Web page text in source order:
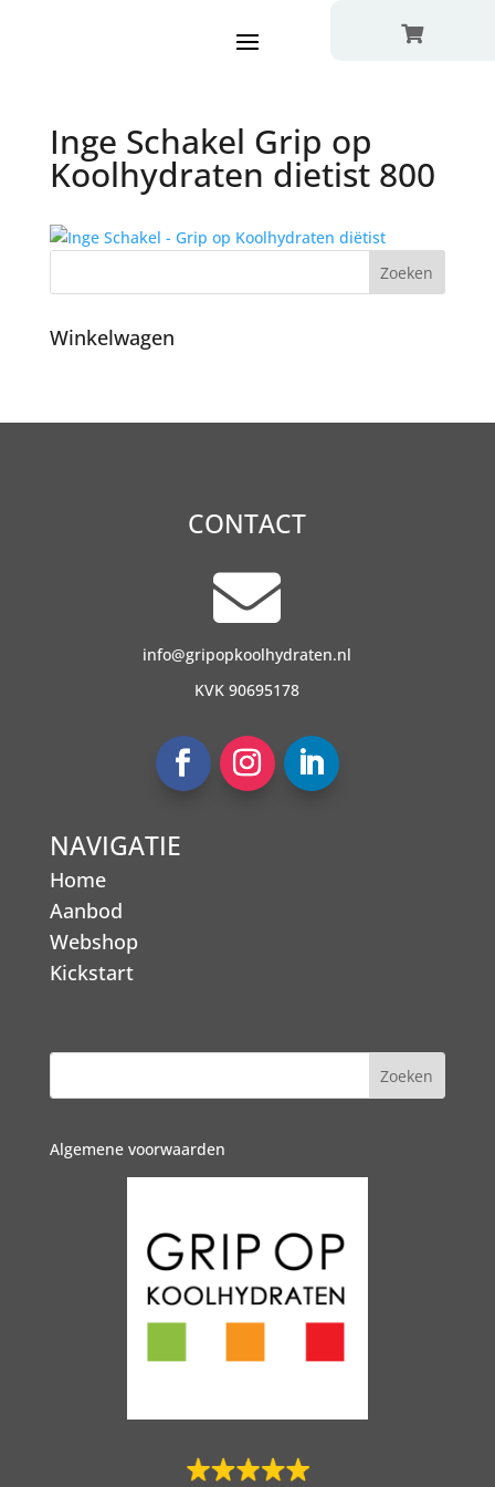

Inge Schakel Grip op
Koolhydraten dietist 800
Winkelwagen
CONTACT

info@gripopkoolhydraten.nl
KVK 90695178
NAVIGATIE
Home
Aanbod
Webshop
Kickstart
Algemene voorwaarden